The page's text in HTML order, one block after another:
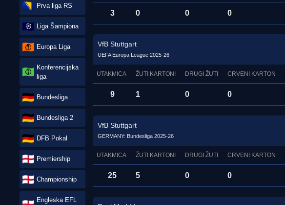
Prva liga RS
Liga Šampiona
Europa Liga
Konferencijska
liga
Bundesliga
Bundesliga 2
DFB Pokal
Premiership
Championship
Engleska EFL
3 0 0 0
VfB Stuttgart
UEFA Europa League 2025-26
UTAKMICA ŽUTI KARTONI DRUGI ŽUTI CRVENI KARTON
9 1 0 0
VfB Stuttgart
GERMANY: Bundesliga 2025-26
UTAKMICA ŽUTI KARTONI DRUGI ŽUTI CRVENI KARTON
25 5 0 0